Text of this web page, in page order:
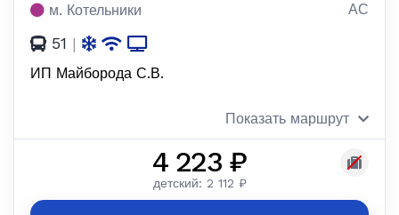
м. Котельники АС
51 |
ИП Майборода С.В.
Показать маршрут
4 223 ₽
детский: 2 112 ₽